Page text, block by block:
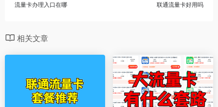
流量卡办理入口在哪 联通流量卡好用吗
相关文章